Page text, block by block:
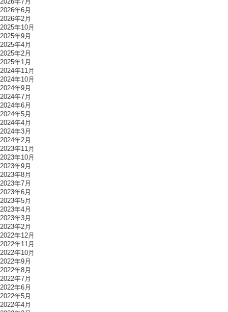
2026年6月
2026年2月
2025年10月
2025年9月
2025年4月
2025年2月
2025年1月
2024年11月
2024年10月
2024年9月
2024年7月
2024年6月
2024年5月
2024年4月
2024年3月
2024年2月
2023年11月
2023年10月
2023年9月
2023年8月
2023年7月
2023年6月
2023年5月
2023年4月
2023年3月
2023年2月
2022年12月
2022年11月
2022年10月
2022年9月
2022年8月
2022年7月
2022年6月
2022年5月
2022年4月